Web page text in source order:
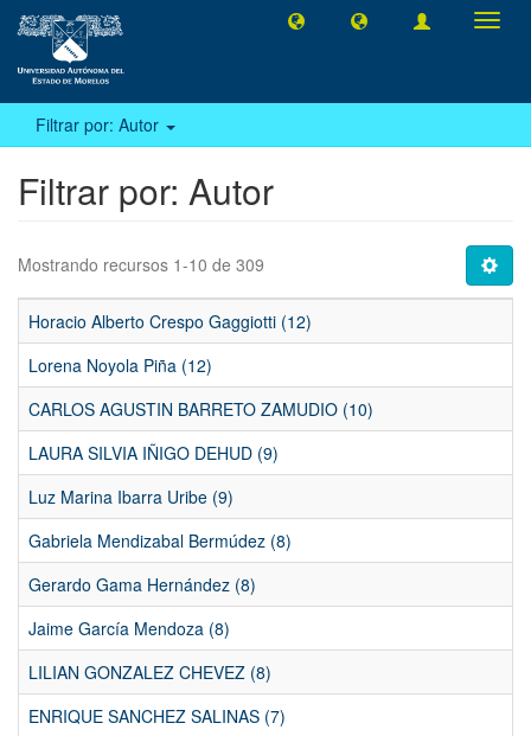
Filtrar por: Autor
Filtrar por: Autor
Mostrando recursos 1-10 de 309
Horacio Alberto Crespo Gaggiotti (12)
Lorena Noyola Piña (12)
CARLOS AGUSTIN BARRETO ZAMUDIO (10)
LAURA SILVIA IÑIGO DEHUD (9)
Luz Marina Ibarra Uribe (9)
Gabriela Mendizabal Bermúdez (8)
Gerardo Gama Hernández (8)
Jaime García Mendoza (8)
LILIAN GONZALEZ CHEVEZ (8)
ENRIQUE SANCHEZ SALINAS (7)